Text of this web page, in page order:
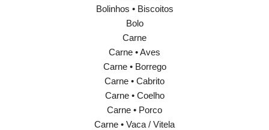
Bolinhos • Biscoitos
Bolo
Carne
Carne • Aves
Carne • Borrego
Carne • Cabrito
Carne • Coelho
Carne • Porco
Carne • Vaca / Vitela